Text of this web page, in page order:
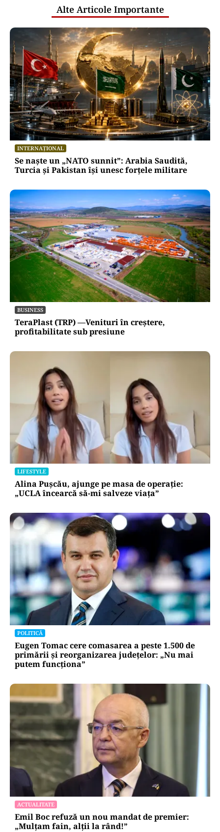
Alte Articole Importante
INTERNAȚIONAL
Se naște un „NATO sunnit”: Arabia Saudită,
Turcia și Pakistan își unesc forțele militare
BUSINESS
TeraPlast (TRP) —Venituri în creștere,
profitabilitate sub presiune
LIFESTYLE
Alina Pușcău, ajunge pe masa de operație:
„UCLA încearcă să-mi salveze viața”
POLITICĂ
Eugen Tomac cere comasarea a peste 1.500 de
primării și reorganizarea județelor: „Nu mai
putem funcționa”
ACTUALITATE
Emil Boc refuză un nou mandat de premier:
„Mulțam fain, alții la rând!”